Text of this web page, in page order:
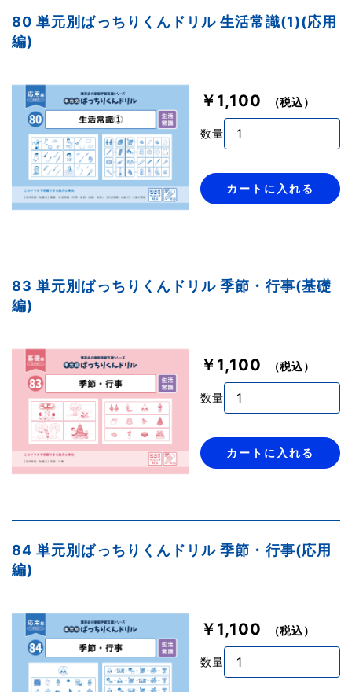
80 単元別ばっちりくんドリル 生活常識(1)(応用
編)
￥1,100 （税込）
数量
カートに入れる
83 単元別ばっちりくんドリル 季節・行事(基礎
編)
￥1,100 （税込）
数量
カートに入れる
84 単元別ばっちりくんドリル 季節・行事(応用
編)
￥1,100 （税込）
数量